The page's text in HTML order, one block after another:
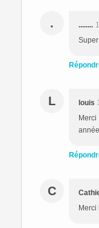
. ........
L louis
C